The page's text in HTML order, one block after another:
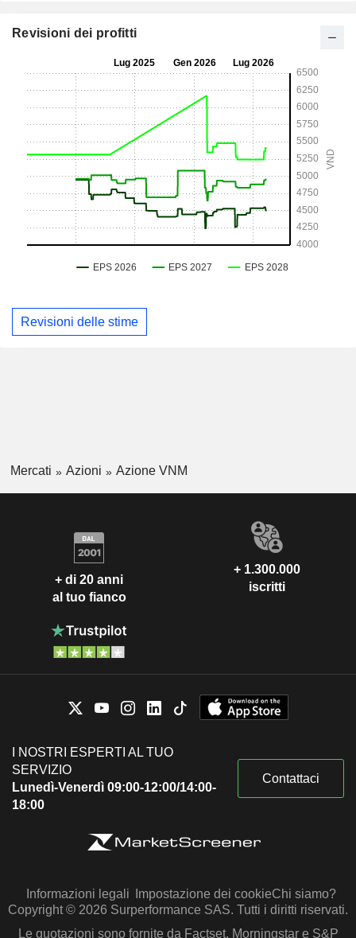
Revisioni dei profitti
Revisioni delle stime
Mercati Azioni Azione VNM
+ di 20 anni
al tuo fianco
+ 1.300.000
iscritti
I NOSTRI ESPERTI AL TUO
SERVIZIO
Lunedì-Venerdì 09:00-12:00/14:00-
18:00
Contattaci
Informazioni legali Impostazione dei cookieChi siamo?
Copyright © 2026 Surperformance SAS. Tutti i diritti riservati.
Le quotazioni sono fornite da Factset, Morningstar e S&P